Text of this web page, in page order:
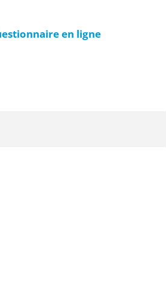
en ligne